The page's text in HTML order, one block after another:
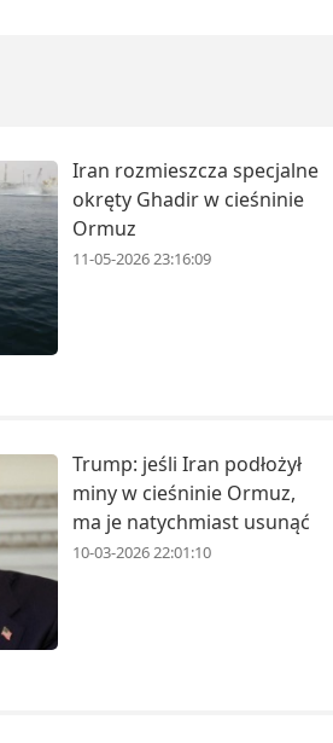
Iran rozmieszcza specjalne
okręty Ghadir w cieśninie
Ormuz
11-05-2026 23:16:09
Trump: jeśli Iran podłożył
miny w cieśninie Ormuz,
ma je natychmiast usunąć
10-03-2026 22:01:10